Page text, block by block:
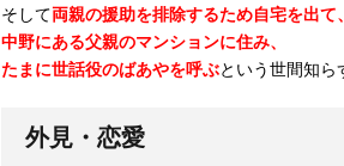
そして両親の援助を排除するため自宅を出て、
中野にある父親のマンションに住み、
たまに世話役のばあやを呼ぶという世間知ら
外見・恋愛